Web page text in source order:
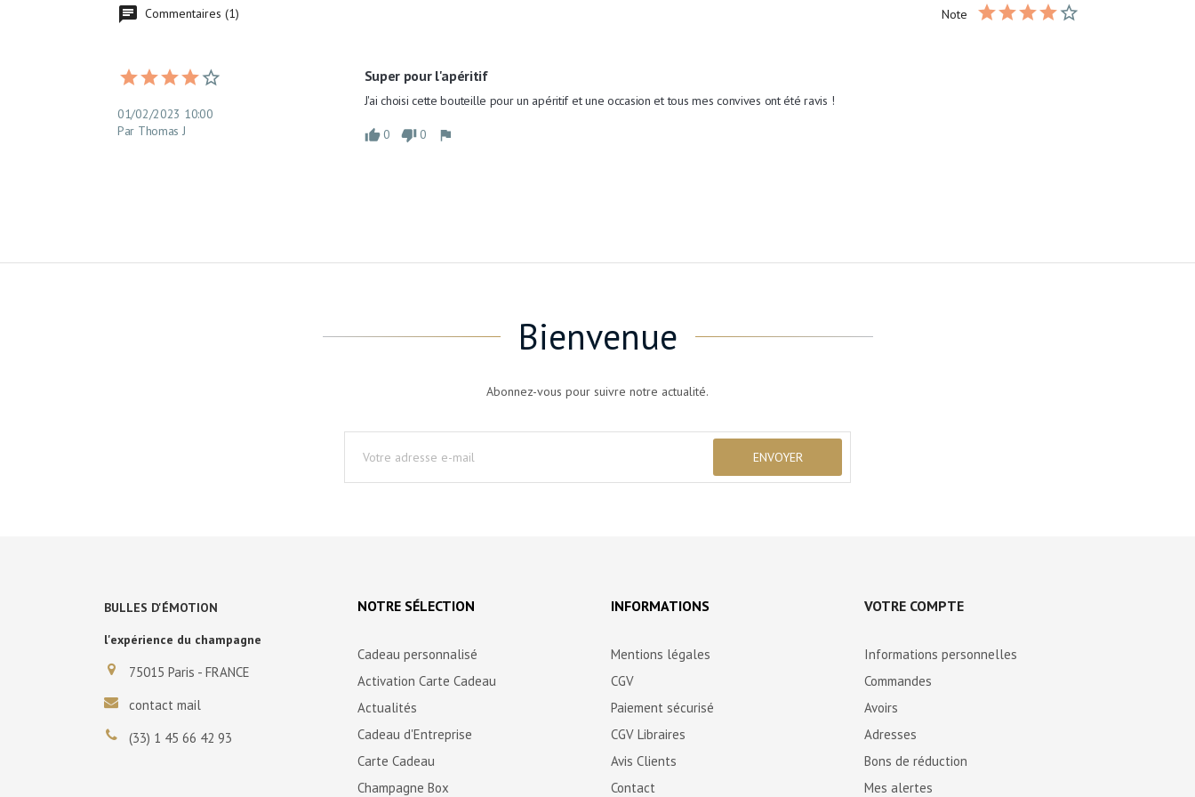
Commentaires (1) Note
01/02/2023 10:00
Par Thomas J
Super pour l'apéritif
J'ai choisi cette bouteille pour un apéritif et une occasion et tous mes convives ont été ravis !
0 0
Bienvenue
Abonnez-vous pour suivre notre actualité.
BULLES D'ÉMOTION
l'expérience du champagne
75015 Paris - FRANCE
contact mail
(33) 1 45 66 42 93
NOTRE SÉLECTION
Cadeau personnalisé
Activation Carte Cadeau
Actualités
Cadeau d'Entreprise
Carte Cadeau
Champagne Box
INFORMATIONS
Mentions légales
CGV
Paiement sécurisé
CGV Libraires
Avis Clients
Contact
VOTRE COMPTE
Informations personnelles
Commandes
Avoirs
Adresses
Bons de réduction
Mes alertes